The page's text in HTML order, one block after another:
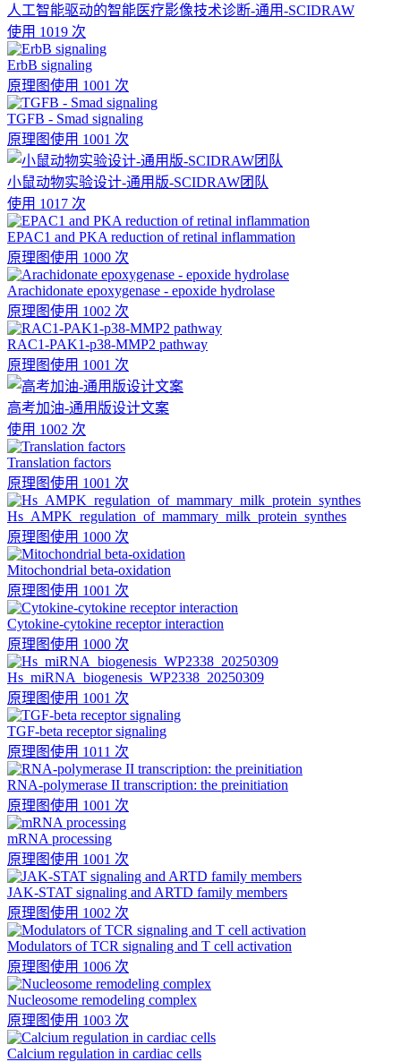
人工智能驱动的智能医疗影像技术诊断-通用-SCIDRAW
使用 1019 次
ErbB signaling
原理图使用 1001 次
TGFB - Smad signaling
原理图使用 1001 次
小鼠动物实验设计-通用版-SCIDRAW团队
使用 1017 次
EPAC1 and PKA reduction of retinal inflammation
原理图使用 1000 次
Arachidonate epoxygenase - epoxide hydrolase
原理图使用 1002 次
RAC1-PAK1-p38-MMP2 pathway
原理图使用 1001 次
高考加油-通用版设计文案
使用 1002 次
Translation factors
原理图使用 1001 次
Hs_AMPK_regulation_of_mammary_milk_protein_synthes
原理图使用 1000 次
Mitochondrial beta-oxidation
原理图使用 1001 次
Cytokine-cytokine receptor interaction
原理图使用 1000 次
Hs_miRNA_biogenesis_WP2338_20250309
原理图使用 1001 次
TGF-beta receptor signaling
原理图使用 1011 次
RNA-polymerase II transcription: the preinitiation
原理图使用 1001 次
mRNA processing
原理图使用 1001 次
JAK-STAT signaling and ARTD family members
原理图使用 1002 次
Modulators of TCR signaling and T cell activation
原理图使用 1006 次
Nucleosome remodeling complex
原理图使用 1003 次
Calcium regulation in cardiac cells